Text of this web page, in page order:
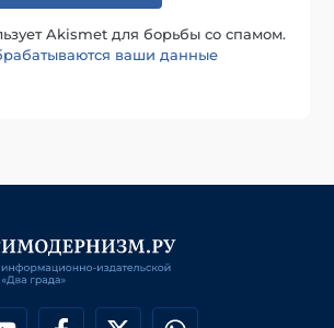
Akismet для борьбы со спамом.
ваши данные